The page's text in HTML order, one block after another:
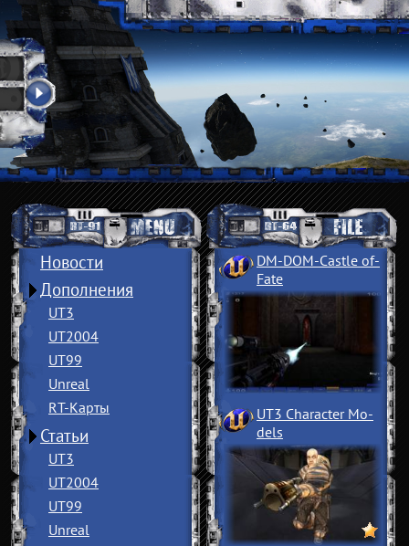
Новости
Дополнения
UT3
UT2004
UT99
Unreal
RT-Карты
Статьи
UT3
UT2004
UT99
Unreal
DM-DOM-Castle of­
Fate
UT3 Character Mo­
dels